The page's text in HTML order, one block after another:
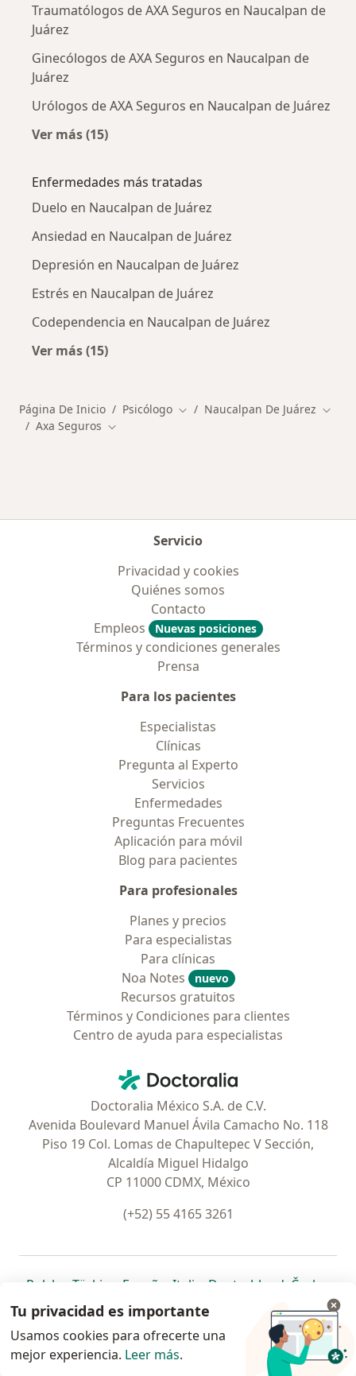
Traumatólogos de AXA Seguros en Naucalpan de
Juárez
Ginecólogos de AXA Seguros en Naucalpan de
Juárez
Urólogos de AXA Seguros en Naucalpan de Juárez
Ver más (15)
Enfermedades más tratadas
Duelo en Naucalpan de Juárez
Ansiedad en Naucalpan de Juárez
Depresión en Naucalpan de Juárez
Estrés en Naucalpan de Juárez
Codependencia en Naucalpan de Juárez
Ver más (15)
Página De Inicio Psicólogo Cambiar de ciudad
Naucalpan De Juárez
Axa Seguros Cambiar de ciudad
Servicio
Privacidad y cookies
Quiénes somos
Contacto
Empleos
Nuevas posiciones
Términos y condiciones generales
Prensa
Para los pacientes
Especialistas
Clínicas
Pregunta al Experto
Servicios
Enfermedades
Preguntas Frecuentes
Aplicación para móvil
Blog para pacientes
Para profesionales
Planes y precios
Para especialistas
Para clínicas
Noa Notes
nuevo
Recursos gratuitos
Términos y Condiciones para clientes
Centro de ayuda para especialistas
Doctoralia - Página de inicio
Doctoralia México S.A. de C.V.
Avenida Boulevard Manuel Ávila Camacho No. 118
Piso 19 Col. Lomas de Chapultepec V Sección,
Alcaldía Miguel Hidalgo
CP 11000 CDMX, México
(+52) 55 4165 3261
Polska se abre en una nueva pestaña
Türkiye se abre en una nueva pestaña
España se abre en una nueva pestaña
Italia se abre en una nueva
Deutschlandse abre en
Česko
Portugal
se abre en una nueva pestaña
México se abre en una nueva pestaña
Chile se abre en una nueva pestaña
Brasil se abre en una nueva
se abre en
se
se abre en una nueva
www.doctoralia.com.mx © 2026 - Encuentra tu
Tu privacidad es importante
Usamos cookies para ofrecerte una
mejor experiencia. Leer más.